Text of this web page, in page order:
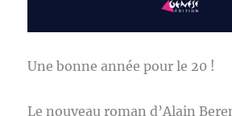
Une bonne année pour le 20 !
Le nouveau roman d’Alain